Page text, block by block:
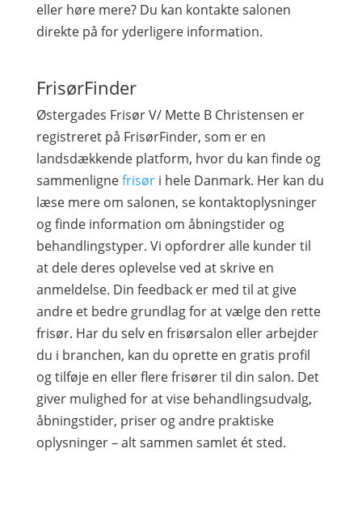
eller høre mere? Du kan kontakte salonen
direkte på for yderligere information.
FrisørFinder
Østergades Frisør V/ Mette B Christensen er
registreret på FrisørFinder, som er en
landsdækkende platform, hvor du kan finde og
sammenlignefrisøri hele Danmark. Her kan du
læse mere om salonen, se kontaktoplysninger
og finde information om åbningstider og
behandlingstyper. Vi opfordrer alle kunder til
at dele deres oplevelse ved at skrive en
anmeldelse. Din feedback er med til at give
andre et bedre grundlag for at vælge den rette
frisør. Har du selv en frisørsalon eller arbejder
du i branchen, kan du oprette en gratis profil
og tilføje en eller flere frisører til din salon. Det
giver mulighed for at vise behandlingsudvalg,
åbningstider, priser og andre praktiske
oplysninger – alt sammen samlet ét sted.